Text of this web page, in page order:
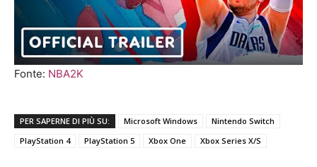
Fonte: NBA2K
PER SAPERNE DI PIÙ SU: Microsoft Windows
Nintendo Switch
PlayStation 4
PlayStation 5 Xbox One Xbox Series X/S